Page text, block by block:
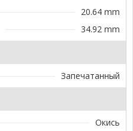
20.64 mm
34.92 mm
Запечатанный
Окись